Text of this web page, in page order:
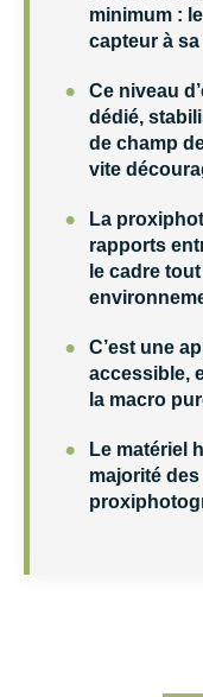
minimum :
capteur à
•
Ce niveau
dédié,
de champ
vite
•
La
rapports
le cadre
•
C’est une
accessible,
la macro
•
Le matériel
majorité